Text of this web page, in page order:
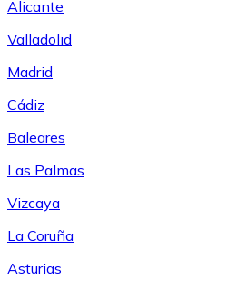
Alicante
Valladolid
Madrid
Cádiz
Baleares
Las Palmas
Vizcaya
La Coruña
Asturias